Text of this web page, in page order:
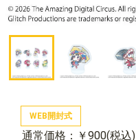
WEB開封式
通常価格：￥900(税込)